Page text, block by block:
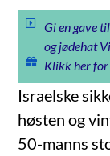
Gi en gave
og jødehat
Klikk her for
Israelske
høsten og
50-manns